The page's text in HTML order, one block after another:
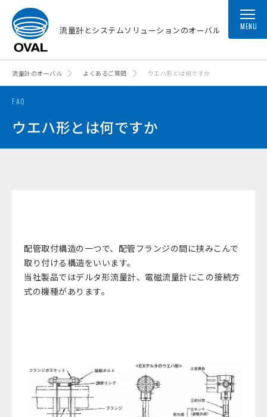
流量計とシステムソリューションのオーバル MENU
流量計のオーバル よくあるご質問 ウエハ形とは何ですか
FAQ
ウエハ形とは何ですか
配管取付構造の一つで、配管フランジの間に挟みこんで
取り付ける構造をいいます。
当社製品ではデルタ形流量計、電磁流量計にこの接続方
式の機種があります。